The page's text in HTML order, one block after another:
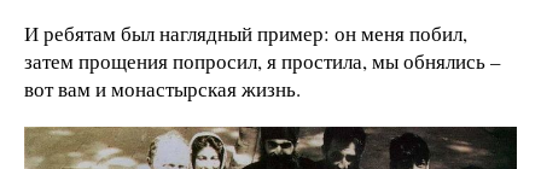
И ребятам был наглядный пример: он меня побил,
затем прощения попросил, я простила, мы обнялись –
вот вам и монастырская жизнь.